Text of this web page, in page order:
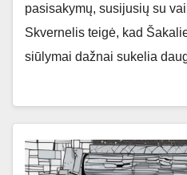
pasisakymų, susijusių su
Skvernelis teigė, kad
siūlymai dažnai sukelia